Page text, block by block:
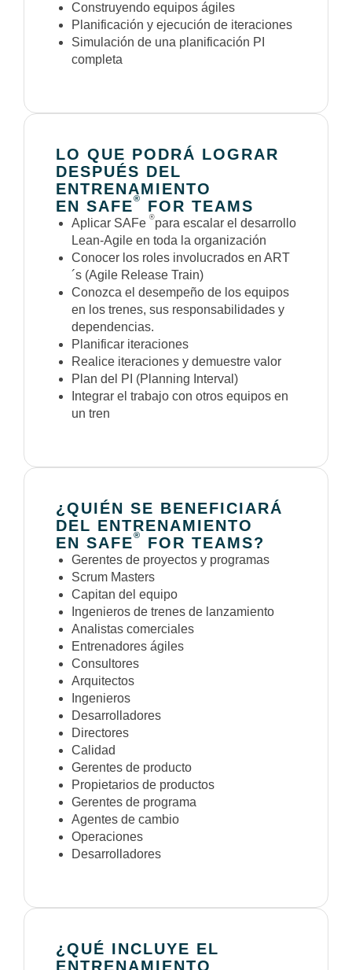
Construyendo equipos ágiles
Planificación y ejecución de iteraciones
Simulación de una planificación PI
completa
LO QUE PODRÁ LOGRAR
DESPUÉS DEL
ENTRENAMIENTO
EN SAFE® FOR TEAMS
Aplicar SAFe ®para escalar el desarrollo
Lean-Agile en toda la organización
Conocer los roles involucrados en ART
´s (Agile Release Train)
Conozca el desempeño de los equipos
en los trenes, sus responsabilidades y
dependencias.
Planificar iteraciones
Realice iteraciones y demuestre valor
Plan del PI (Planning Interval)
Integrar el trabajo con otros equipos en
un tren
¿QUIÉN SE BENEFICIARÁ
DEL ENTRENAMIENTO
EN SAFE® FOR TEAMS?
Gerentes de proyectos y programas
Scrum Masters
Capitan del equipo
Ingenieros de trenes de lanzamiento
Analistas comerciales
Entrenadores ágiles
Consultores
Arquitectos
Ingenieros
Desarrolladores
Directores
Calidad
Gerentes de producto
Propietarios de productos
Gerentes de programa
Agentes de cambio
Operaciones
Desarrolladores
¿QUÉ INCLUYE EL
ENTRENAMIENTO